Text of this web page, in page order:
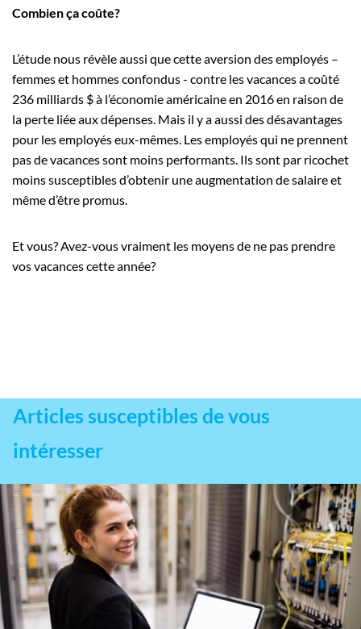
Combien ça coûte?
L’étude nous révèle aussi que cette aversion des employés –
femmes et hommes confondus - contre les vacances a coûté
236 milliards $ à l’économie américaine en 2016 en raison de
la perte liée aux dépenses. Mais il y a aussi des désavantages
pour les employés eux-mêmes. Les employés qui ne prennent
pas de vacances sont moins performants. Ils sont par ricochet
moins susceptibles d’obtenir une augmentation de salaire et
même d’être promus.
Et vous? Avez-vous vraiment les moyens de ne pas prendre
vos vacances cette année?
Articles susceptibles de vous
intéresser